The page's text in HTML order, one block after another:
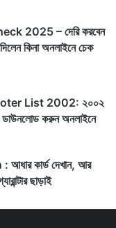
2025 – দেরি করবেন
কিনা অনলাইনে চেক
List 2002: ২০০২
ডাউনলোড করুন অনলাইনে
কার্ড দেখান, আর
ছাড়াই